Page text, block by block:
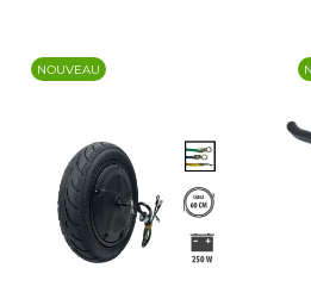
NOUVEAU